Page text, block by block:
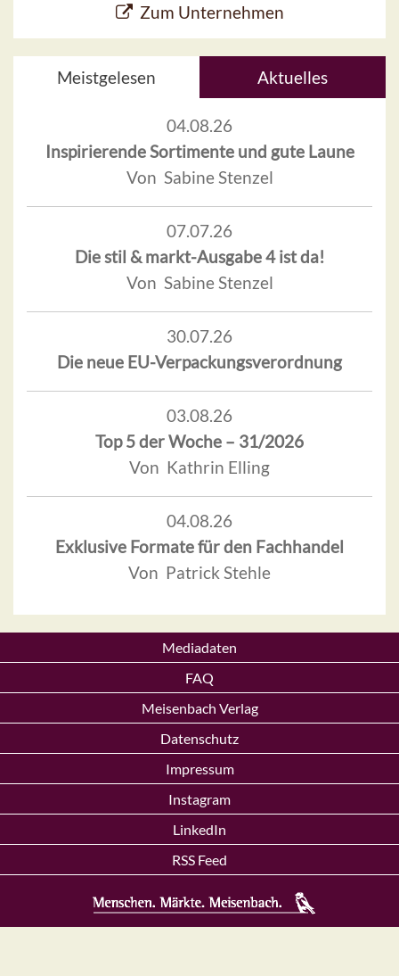
Zum Unternehmen
Meistgelesen Aktuelles
04.08.26
Inspirierende Sortimente und gute Laune
Von Sabine Stenzel
07.07.26
Die stil & markt-Ausgabe 4 ist da!
Von Sabine Stenzel
30.07.26
Die neue EU-Verpackungsverordnung
03.08.26
Top 5 der Woche – 31/2026
Von Kathrin Elling
04.08.26
Exklusive Formate für den Fachhandel
Von Patrick Stehle
Mediadaten
FAQ
Meisenbach Verlag
Datenschutz
Impressum
Instagram
LinkedIn
RSS Feed